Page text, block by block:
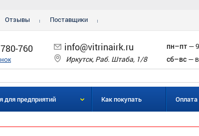
Отзывы Поставщики
760 info@vitrinairk.ru
Иркутск, Раб. Штаба, 1/8
пн–пт —
сб–вс —
для предприятий Как покупать Оплата